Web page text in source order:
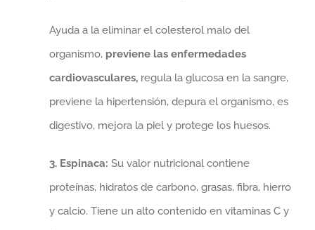
Ayuda a la eliminar el colesterol malo del
organismo, previene las enfermedades
cardiovasculares, regula la glucosa en la sangre,
previene la hipertensión, depura el organismo, es
digestivo, mejora la piel y protege los huesos.
3. Espinaca: Su valor nutricional contiene
proteínas, hidratos de carbono, grasas, fibra, hierro
y calcio. Tiene un alto contenido en vitaminas C y